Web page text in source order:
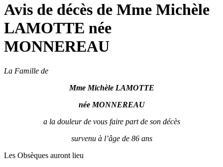
Avis de décès de Mme Michèle
LAMOTTE née
MONNEREAU
La Famille de
Mme Michèle LAMOTTE
née MONNEREAU
a la douleur de vous faire part de son décès
survenu à l’âge de 86 ans
Les Obsèques auront lieu